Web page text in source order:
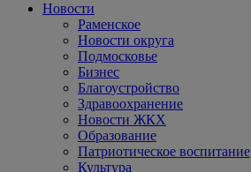
Новости
Раменское
Новости округа
Подмосковье
Бизнес
Благоустройство
Здравоохранение
Новости ЖКХ
Образование
Патриотическое воспитание
Культура